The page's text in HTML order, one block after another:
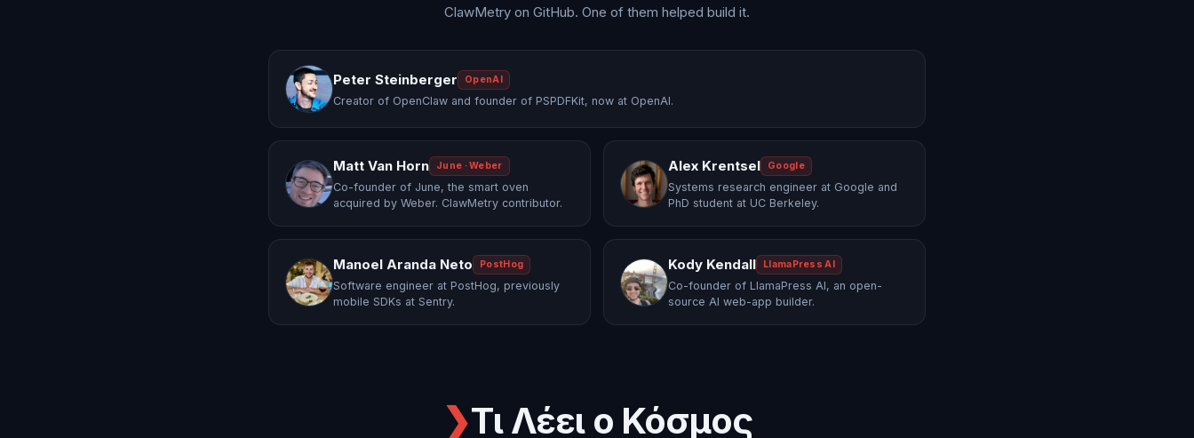
ClawMetry on GitHub. One of them helped build it.
Peter Steinberger OpenAI
Creator of OpenClaw and founder of PSPDFKit, now at OpenAI.
Matt Van Horn June · Weber
Co-founder of June, the smart oven
acquired by Weber. ClawMetry contributor.
Alex Krentsel Google
Systems research engineer at Google and
PhD student at UC Berkeley.
Manoel Aranda Neto PostHog
Software engineer at PostHog, previously
mobile SDKs at Sentry.
Kody Kendall LlamaPress AI
Co-founder of LlamaPress AI, an open-
source AI web-app builder.
❯Τι Λέει ο Κόσμος